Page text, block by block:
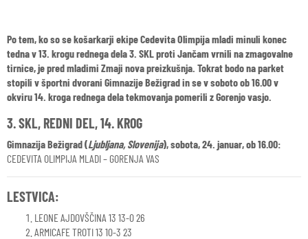
Po tem, ko so se košarkarji ekipe Cedevita Olimpija mladi minuli konec
tedna v 13. krogu rednega dela 3. SKL proti Jančam vrnili na zmagovalne
tirnice, je pred mladimi Zmaji nova preizkušnja. Tokrat bodo na parket
stopili v športni dvorani Gimnazije Bežigrad in se v soboto ob 16.00 v
okviru 14. kroga rednega dela tekmovanja pomerili z Gorenjo vasjo.
3. SKL, REDNI DEL, 14. KROG
Gimnazija Bežigrad (Ljubljana, Slovenija), sobota, 24. januar, ob 16.00:
CEDEVITA OLIMPIJA MLADI – GORENJA VAS
LESTVICA:
LEONE AJDOVŠČINA 13 13-0 26
ARMICAFE TROTI 13 10-3 23